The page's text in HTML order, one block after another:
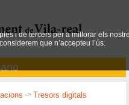
->Tresors digitals
i de tercers per a millorar els
que n’accepteu l’ús.